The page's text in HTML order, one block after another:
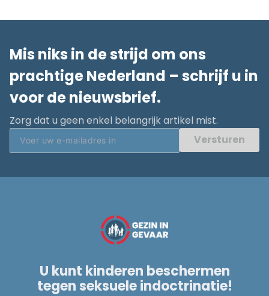
Mis niks in de strijd om ons
prachtige Nederland – schrijf u in
voor de nieuwsbrief.
Zorg dat u geen enkel belangrijk artikel mist.
Versturen
U kunt kinderen beschermen
tegen seksuele indoctrinatie!